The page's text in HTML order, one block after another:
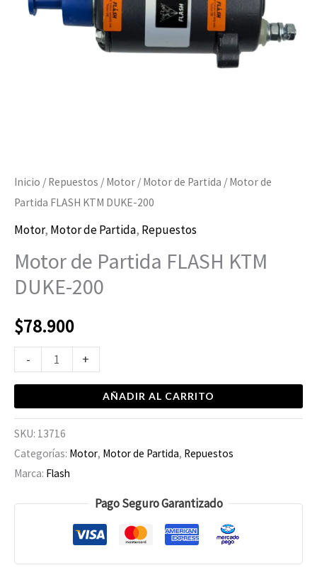
Inicio / Repuestos / Motor / Motor de Partida / Motor de
Partida FLASH KTM DUKE-200
Motor, Motor de Partida, Repuestos
Motor de Partida FLASH KTM
DUKE-200
$78.900
- +
AÑADIR AL CARRITO
SKU: 13716
Categorías: Motor, Motor de Partida, Repuestos
Marca: Flash
Pago Seguro Garantizado